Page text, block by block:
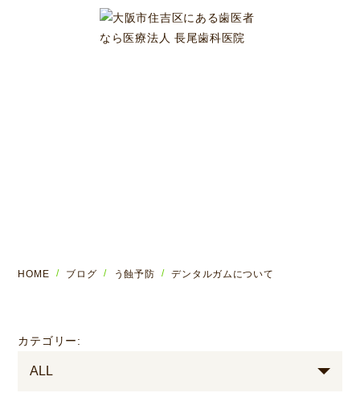
HOME ブログ う蝕予防 デンタルガムについて
カテゴリー: